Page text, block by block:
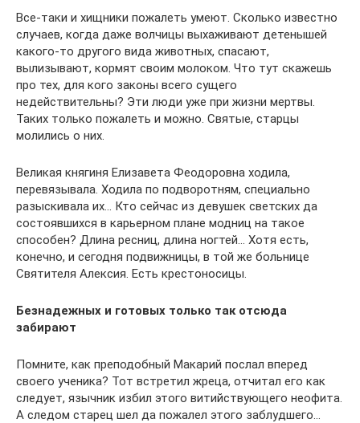
Все-таки и хищники пожалеть умеют. Сколько известно
случаев, когда даже волчицы выхаживают детенышей
какого-то другого вида животных, спасают,
вылизывают, кормят своим молоком. Что тут скажешь
про тех, для кого законы всего сущего
недействительны? Эти люди уже при жизни мертвы.
Таких только пожалеть и можно. Святые, старцы
молились о них.
Великая княгиня Елизавета Феодоровна ходила,
перевязывала. Ходила по подворотням, специально
разыскивала их… Кто сейчас из девушек светских да
состоявшихся в карьерном плане модниц на такое
способен? Длина ресниц, длина ногтей… Хотя есть,
конечно, и сегодня подвижницы, в той же больнице
Святителя Алексия. Есть крестоносицы.
Безнадежных и готовых только так отсюда
забирают
Помните, как преподобный Макарий послал вперед
своего ученика? Тот встретил жреца, отчитал его как
следует, язычник избил этого витийствующего неофита.
А следом старец шел да пожалел этого заблудшего…